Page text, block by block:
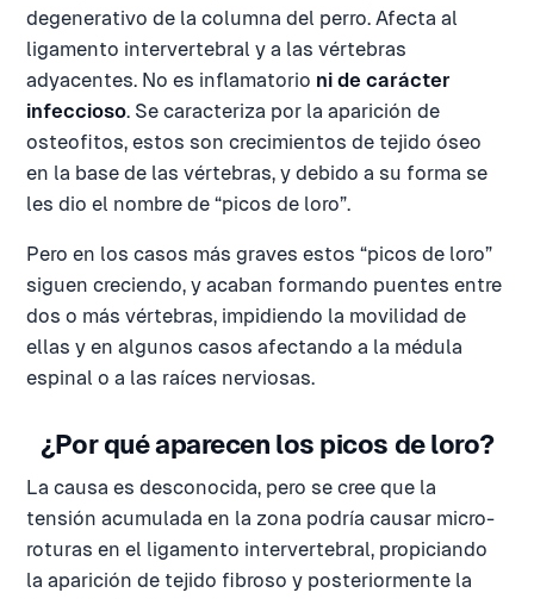
degenerativo de la columna del perro. Afecta al
ligamento intervertebral y a las vértebras
adyacentes. No es inflamatorio ni de carácter
infeccioso. Se caracteriza por la aparición de
osteofitos, estos son crecimientos de tejido óseo
en la base de las vértebras, y debido a su forma se
les dio el nombre de “picos de loro”.
Pero en los casos más graves estos “picos de loro”
siguen creciendo, y acaban formando puentes entre
dos o más vértebras, impidiendo la movilidad de
ellas y en algunos casos afectando a la médula
espinal o a las raíces nerviosas.
¿Por qué aparecen los picos de loro?
La causa es desconocida, pero se cree que la
tensión acumulada en la zona podría causar micro-
roturas en el ligamento intervertebral, propiciando
la aparición de tejido fibroso y posteriormente la